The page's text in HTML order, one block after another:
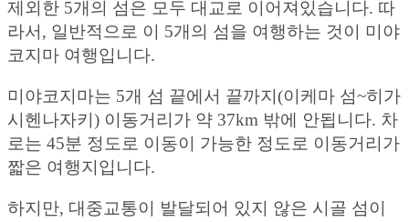
제외한 5개의 섬은 모두 대교로 이어져있습니다. 따
라서, 일반적으로 이 5개의 섬을 여행하는 것이 미야
코지마 여행입니다.
미야코지마는 5개 섬 끝에서 끝까지(이케마 섬~히가
시헨나자키) 이동거리가 약 37km 밖에 안됩니다. 차
로는 45분 정도로 이동이 가능한 정도로 이동거리가
짧은 여행지입니다.
하지만, 대중교통이 발달되어 있지 않은 시골 섬이